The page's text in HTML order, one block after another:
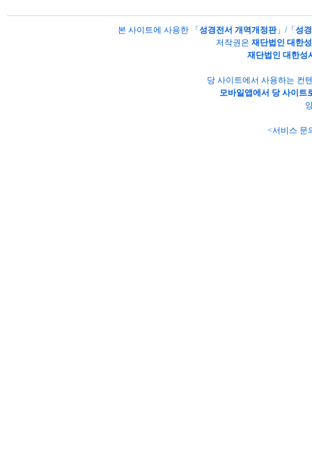
본 사이트에 사용한 「 성경전서 개역개정판」/「 성
저작권은 재단법인 대한
재단법인 대한성
당 사이트에서 사용하는 컨
모바일앱에서 당 사이트
<서비스 문